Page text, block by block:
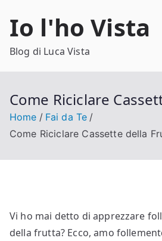
Io l'ho Vista
Blog di Luca Vista
Come Riciclare
Home
Fai da Te
Come Riciclare Cassette della
Vi ho mai detto di apprezzare
della frutta? Ecco, amo